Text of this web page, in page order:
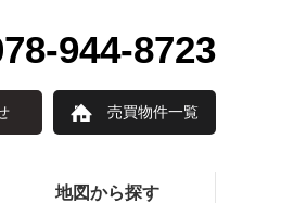
944-8723
売買物件一覧
地図から探す